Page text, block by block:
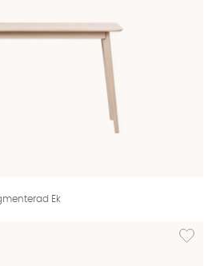
Ek
Lägg